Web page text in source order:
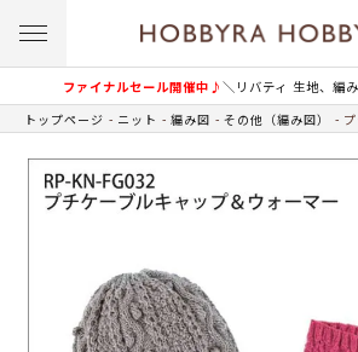
ファイナルセール開催中♪＼リバティ 生地、編
トップページ ニット 編み図 その他（編み図）